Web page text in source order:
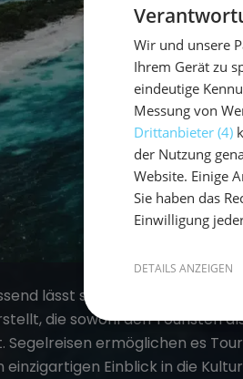
lässt sich sagen, dass ein
die sowohl den Touristen
Segelreisen ermöglichen es
einzigartigen Einblick in die
Wir und unsere
Ihrem Gerät zu
eindeutige
Messung von
Drittanbieter (4)
der Nutzung
Website. Einige
Sie haben das
Einwilligung
DETAILS ANZEIGEN